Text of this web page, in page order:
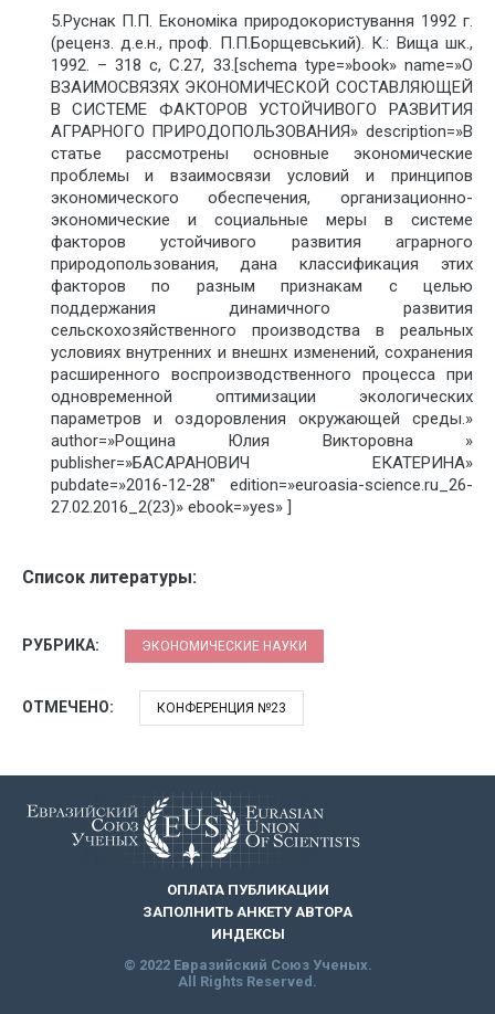
5.Руснак П.П. Економіка природокористування 1992 г.
(реценз. д.е.н., проф. П.П.Борщевський). К.: Вища шк.,
1992. – 318 с, С.27, 33.[schema type=»book» name=»О
ВЗАИМОСВЯЗЯХ ЭКОНОМИЧЕСКОЙ СОСТАВЛЯЮЩЕЙ
В СИСТЕМЕ ФАКТОРОВ УСТОЙЧИВОГО РАЗВИТИЯ
АГРАРНОГО ПРИРОДОПОЛЬЗОВАНИЯ» description=»В
статье рассмотрены основные экономические
проблемы и взаимосвязи условий и принципов
экономического обеспечения, организационно-
экономические и социальные меры в системе
факторов устойчивого развития аграрного
природопользования, дана классификация этих
факторов по разным признакам с целью
поддержания динамичного развития
сельскохозяйственного производства в реальных
условиях внутренних и внешнх изменений, сохранения
расширенного воспроизводственного процесса при
одновременной оптимизации экологических
параметров и оздоровления окружающей среды.»
author=»Рощина Юлия Викторовна »
publisher=»БАСАРАНОВИЧ ЕКАТЕРИНА»
pubdate=»2016-12-28″ edition=»euroasia-science.ru_26-
27.02.2016_2(23)» ebook=»yes» ]
Список литературы:
РУБРИКА: ЭКОНОМИЧЕСКИЕ НАУКИ
ОТМЕЧЕНО: КОНФЕРЕНЦИЯ №23
ОПЛАТА ПУБЛИКАЦИИ
ЗАПОЛНИТЬ АНКЕТУ АВТОРА
ИНДЕКСЫ
© 2022 Евразийский Союз Ученых.
All Rights Reserved.